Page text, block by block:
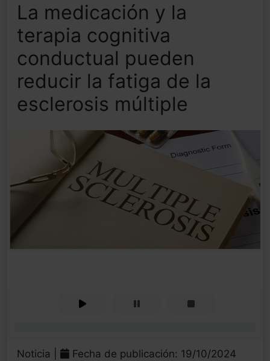
La medicación y la
terapia cognitiva
conductual pueden
reducir la fatiga de la
esclerosis múltiple
Noticia | Fecha de publicación: 19/10/2024